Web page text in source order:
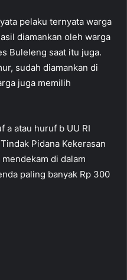
pelaku ternyata warga
diamankan oleh warga
Buleleng saat itu juga.
sudah diamankan di
juga memilih
a atau huruf b UU RI
Pidana Kekerasan
di dalam
paling banyak Rp 300